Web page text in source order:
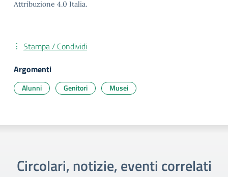
Attribuzione 4.0 Italia.
Stampa / Condividi
Argomenti
Alunni Genitori Musei
Circolari, notizie, eventi correlati